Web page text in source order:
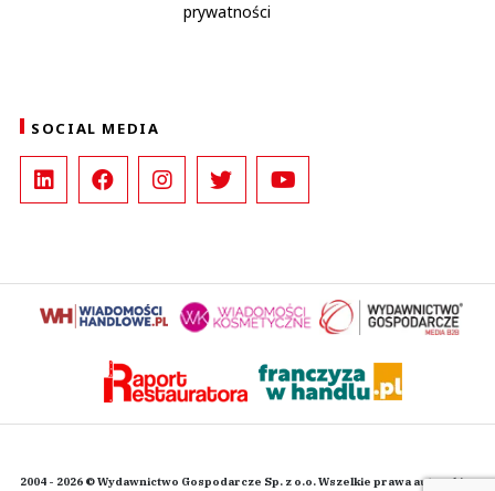
prywatności
SOCIAL MEDIA
2004 - 2026 © Wydawnictwo Gospodarcze Sp. z o.o. Wszelkie prawa autorskie